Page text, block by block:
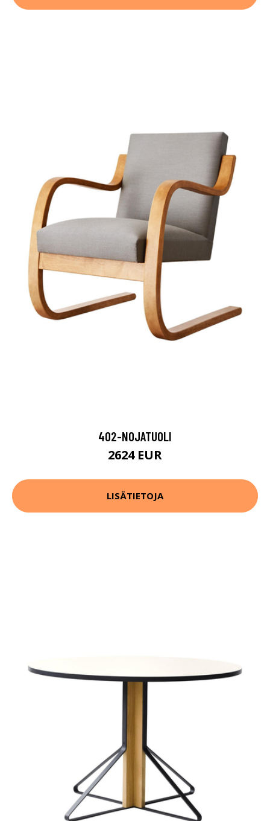
402-NOJATUOLI
2624 EUR
LISÄTIETOJA